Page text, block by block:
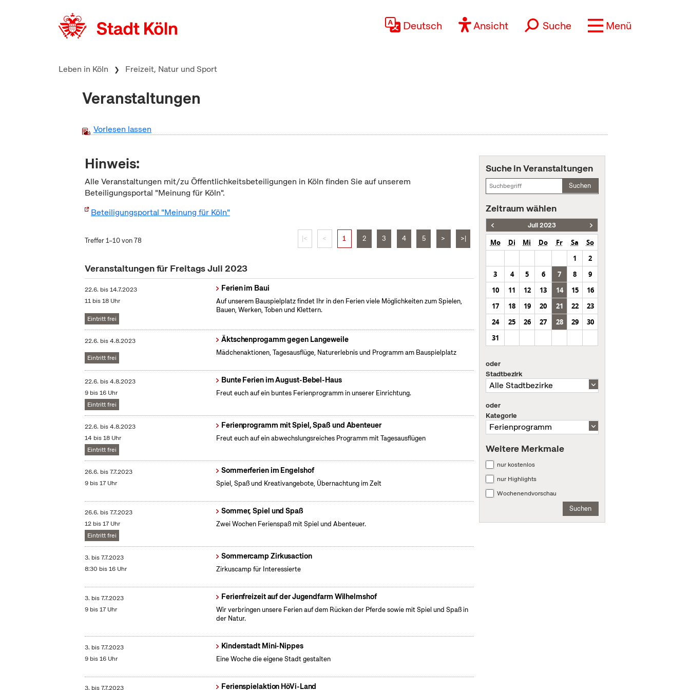
Deutsch Ansicht Suche Menü
Leben in Köln Freizeit, Natur und Sport
Veranstaltungen
Vorlesen lassen
Hinweis:
Alle Veranstaltungen mit/zu Öffentlichkeitsbeteiligungen in Köln finden Sie auf unserem
Beteiligungsportal "Meinung für Köln".
Beteiligungsportal "Meinung für Köln"
Treffer 1–10 von 78 |< < 1 2 3 4 5 > >|
Veranstaltungen für Freitags Juli 2023
22.6. bis14.7.2023
11 bis 18 Uhr
Eintritt frei
Ferien im Baui
Auf unserem Bauspielplatz findet Ihr in den Ferien viele Möglichkeiten zum Spielen,
Bauen, Werken, Toben und Klettern.
22.6. bis4.8.2023
Eintritt frei
Äktschenprogamm gegen Langeweile
Mädchenaktionen, Tagesausflüge, Naturerlebnis und Programm am Bauspielplatz
22.6. bis4.8.2023
9 bis 16 Uhr
Eintritt frei
Bunte Ferien im August-Bebel-Haus
Freut euch auf ein buntes Ferienprogramm in unserer Einrichtung.
22.6. bis4.8.2023
14 bis 18 Uhr
Eintritt frei
Ferienprogramm mit Spiel, Spaß und Abenteuer
Freut euch auf ein abwechslungsreiches Programm mit Tagesausflügen
26.6. bis7.7.2023
9 bis 17 Uhr
Sommerferien im Engelshof
Spiel, Spaß und Kreativangebote, Übernachtung im Zelt
26.6. bis7.7.2023
12 bis 17 Uhr
Eintritt frei
Sommer, Spiel und Spaß
Zwei Wochen Ferienspaß mit Spiel und Abenteuer.
3. bis7.7.2023
8:30 bis 16 Uhr
Sommercamp Zirkusaction
Zirkuscamp für Interessierte
3. bis7.7.2023
9 bis 17 Uhr
Ferienfreizeit auf der Jugendfarm Wilhelmshof
Wir verbringen unsere Ferien auf dem Rücken der Pferde sowie mit Spiel und Spaß in
der Natur.
3. bis7.7.2023
9 bis 16 Uhr
Kinderstadt Mini-Nippes
Eine Woche die eigene Stadt gestalten
3. bis7.7.2023 Ferienspielaktion HöVi-Land
Suche in Veranstaltungen
Suchen
Zeitraum wählen
Juli 2023
Mo Di Mi Do Fr Sa
So
1
2
3
4 5 6 7 8
9
10
11 12 13 14 15
16
17
18 19 20 21 22
23
24
25 26 27 28 29
30
31
oder
Stadtbezirk
oder
Kategorie
Weitere Merkmale
nur kostenlos
nur Highlights
Wochenendvorschau
Suchen